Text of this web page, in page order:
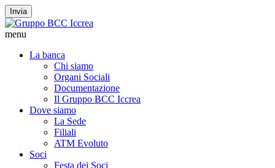
Invia
menu
La banca
Chi siamo
Organi Sociali
Documentazione
Il Gruppo BCC Iccrea
Dove siamo
La Sede
Filiali
ATM Evoluto
Soci
Festa dei Soci